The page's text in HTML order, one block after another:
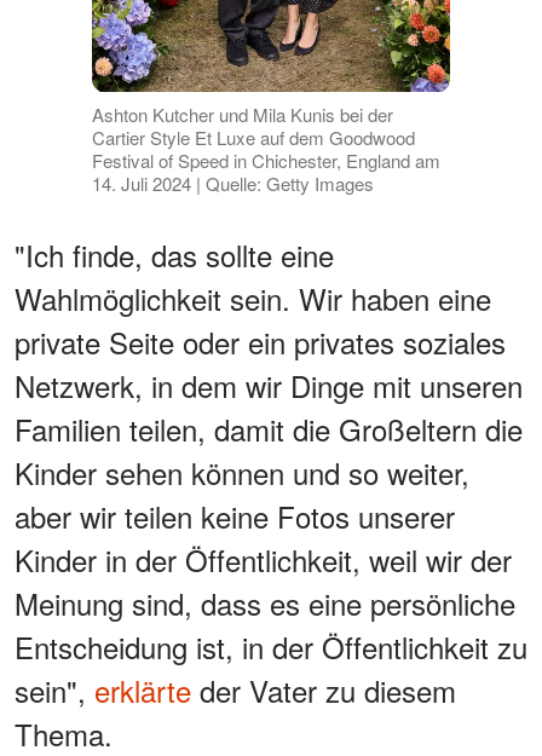
Ashton Kutcher und Mila Kunis bei der
Cartier Style Et Luxe auf dem Goodwood
Festival of Speed in Chichester, England am
14. Juli 2024 | Quelle: Getty Images
"Ich finde, das sollte eine
Wahlmöglichkeit sein. Wir haben eine
private Seite oder ein privates soziales
Netzwerk, in dem wir Dinge mit unseren
Familien teilen, damit die Großeltern die
Kinder sehen können und so weiter,
aber wir teilen keine Fotos unserer
Kinder in der Öffentlichkeit, weil wir der
Meinung sind, dass es eine persönliche
Entscheidung ist, in der Öffentlichkeit zu
sein", erklärte der Vater zu diesem
Thema.